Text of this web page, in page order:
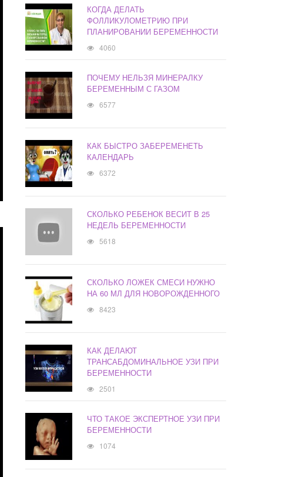
КОГДА ДЕЛАТЬ
ФОЛЛИКУЛОМЕТРИЮ ПРИ
ПЛАНИРОВАНИИ БЕРЕМЕННОСТИ
4060
ПОЧЕМУ НЕЛЬЗЯ МИНЕРАЛКУ
БЕРЕМЕННЫМ С ГАЗОМ
6577
КАК БЫСТРО ЗАБЕРЕМЕНЕТЬ
КАЛЕНДАРЬ
6372
СКОЛЬКО РЕБЕНОК ВЕСИТ В 25
НЕДЕЛЬ БЕРЕМЕННОСТИ
5618
СКОЛЬКО ЛОЖЕК СМЕСИ НУЖНО
НА 60 МЛ ДЛЯ НОВОРОЖДЕННОГО
8423
КАК ДЕЛАЮТ
ТРАНСАБДОМИНАЛЬНОЕ УЗИ ПРИ
БЕРЕМЕННОСТИ
2501
ЧТО ТАКОЕ ЭКСПЕРТНОЕ УЗИ ПРИ
БЕРЕМЕННОСТИ
1074